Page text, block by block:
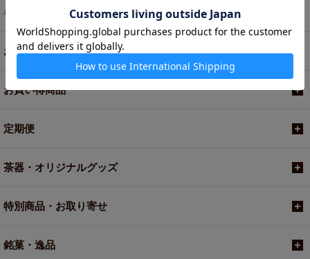
ギフト
お菓子・食品・飲料
お買い得商品
定期便
茶器・オリジナルグッズ
特別商品・お取り寄せ
銘菓・逸品